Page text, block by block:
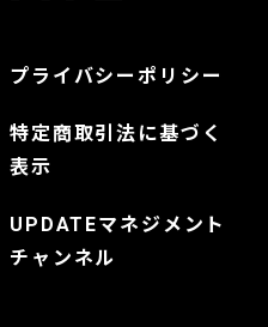
プライバシーポリシー
特定商取引法に基づく
表示
UPDATEマネジメント
チャンネル